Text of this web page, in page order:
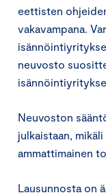
eettisten
vakavampana.
neuvosto
Neuvoston
julkaistaan,
ammattimainen
Lausunnosta on